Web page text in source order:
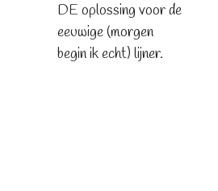
DE oplossing voor de
eeuwige (morgen
begin ik echt) lijner.